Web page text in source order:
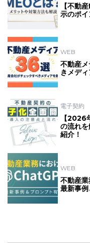
【不動
示のポイ
WEB
不動産
きメディ
電子契約
【2026
の流れ
紹介！
WEB
不動産
最新事